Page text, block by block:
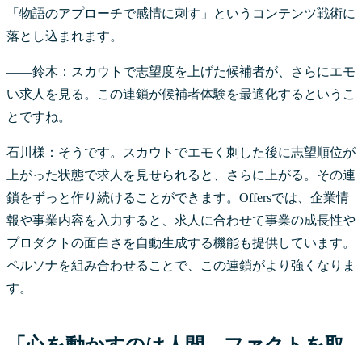
「物語のアプローチで感情に刺す」というコンテンツ戦術に
落とし込まれます。
――鈴木：スカウトで志望度を上げた候補者が、さらにエモ
い求人を見る。この連鎖が候補者体験を最適化するというこ
とですね。
石川様：そうです。スカウトでエモく刺した後に志望順位が
上がった状態で求人を見せられると、さらに上がる。その連
鎖をずっと作り続けることができます。Offersでは、企業情
報や事業内容を入力すると、求人に合わせて事業の成長性や
プロダクトの面白さを自動生成する機能も提供しています。
ペルソナを組み合わせることで、この連鎖がより強くなりま
す。